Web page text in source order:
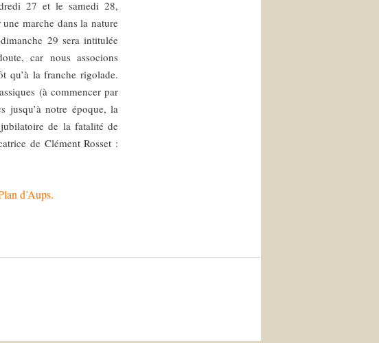
27 et le samedi 28,
marche dans la nature
29 sera intitulée
car nous associons
qu’à la franche rigolade.
(à commencer par
jusqu’à notre époque, la
de la fatalité de
de Clément Rosset :
d’Aups.